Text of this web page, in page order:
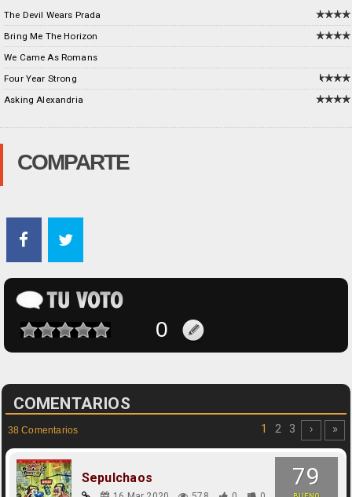
The Devil Wears Prada
Bring Me The Horizon
We Came As Romans
Four Year Strong
Asking Alexandria
COMPARTE
COMENTARIOS
38 Comentarios 1 2 3 › »
79
Sepulchaos